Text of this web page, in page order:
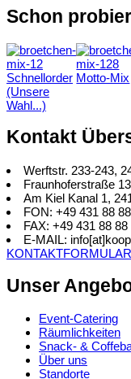
Schon
Schnellorder
(Unsere
Wahl...)
Motto-Mix
Kontakt
Werftstr. 233-243,
Fraunhoferstraße
Am Kiel Kanal 1,
FON: +49 431 88
FAX: +49 431 88 88
E-MAIL:
KONTAKTFORMULAR
Unser
Event-Catering
Räumlichkeiten
Snack- &
Über uns
Standorte